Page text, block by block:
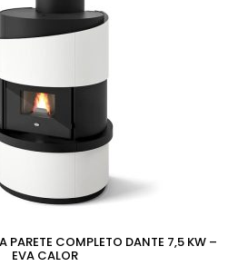
PARETE COMPLETO DANTE 7,5 KW –
EVA CALOR